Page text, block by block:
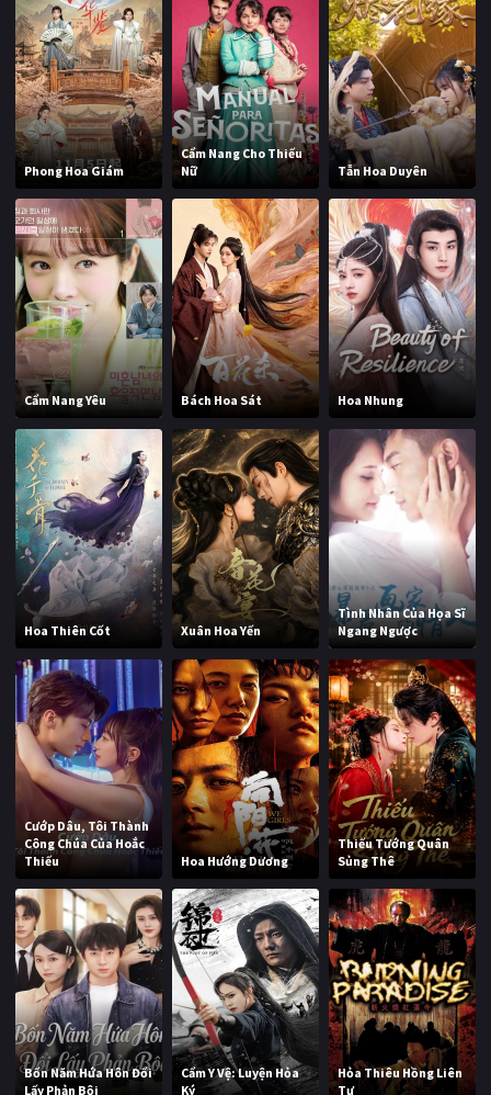
Phong Hoa Giám
Cẩm Nang Cho Thiếu
Nữ
Tẫn Hoa Duyên
Cẩm Nang Yêu Bách Hoa Sát Hoa Nhung
Hoa Thiên Cốt Xuân Hoa Yến
Tình Nhân Của Họa Sĩ
Ngang Ngược
Cướp Dâu, Tôi Thành
Công Chúa Của Hoắc
Thiếu
Hoa Hướng Dương
Thiếu Tướng Quân
Sủng Thê
Bốn Năm Hứa Hôn Đổi
Lấy Phản Bội
Cẩm Y Vệ: Luyện Hỏa
Ký
Hỏa Thiêu Hồng Liên
Tự